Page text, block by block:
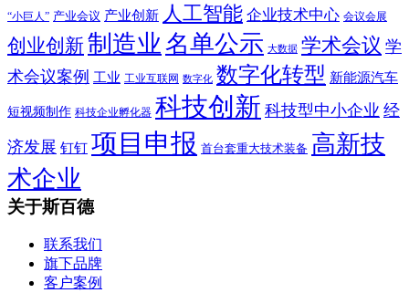
“小巨人” 产业会议 产业创新 人工智能 企业技术中心 会议会展
创业创新制造业 名单公示 大数据 学术会议 学
术会议案例 工业 工业互联网 数字化 数字化转型 新能源汽车
短视频制作 科技企业孵化器 科技创新 科技型中小企业 经
济发展 钉钉 项目申报 首台套重大技术装备 高新技
术企业
关于斯百德
联系我们
旗下品牌
客户案例